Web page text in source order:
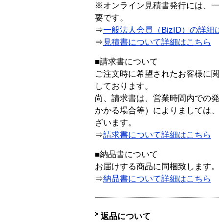
※オンライン見積書発行には、
要です。
⇒一般法人会員（BizID）の詳細
⇒ 見積書について詳細はこちら
■請求書について
ご注文時に希望されたお客様に
しております。
尚、請求書は、営業時間内での
かかる場合等）によりましては
ざいます。
⇒請求書について詳細はこちら
■納品書について
お届けする商品に同梱致します。
⇒納品書について詳細はこちら
返品について